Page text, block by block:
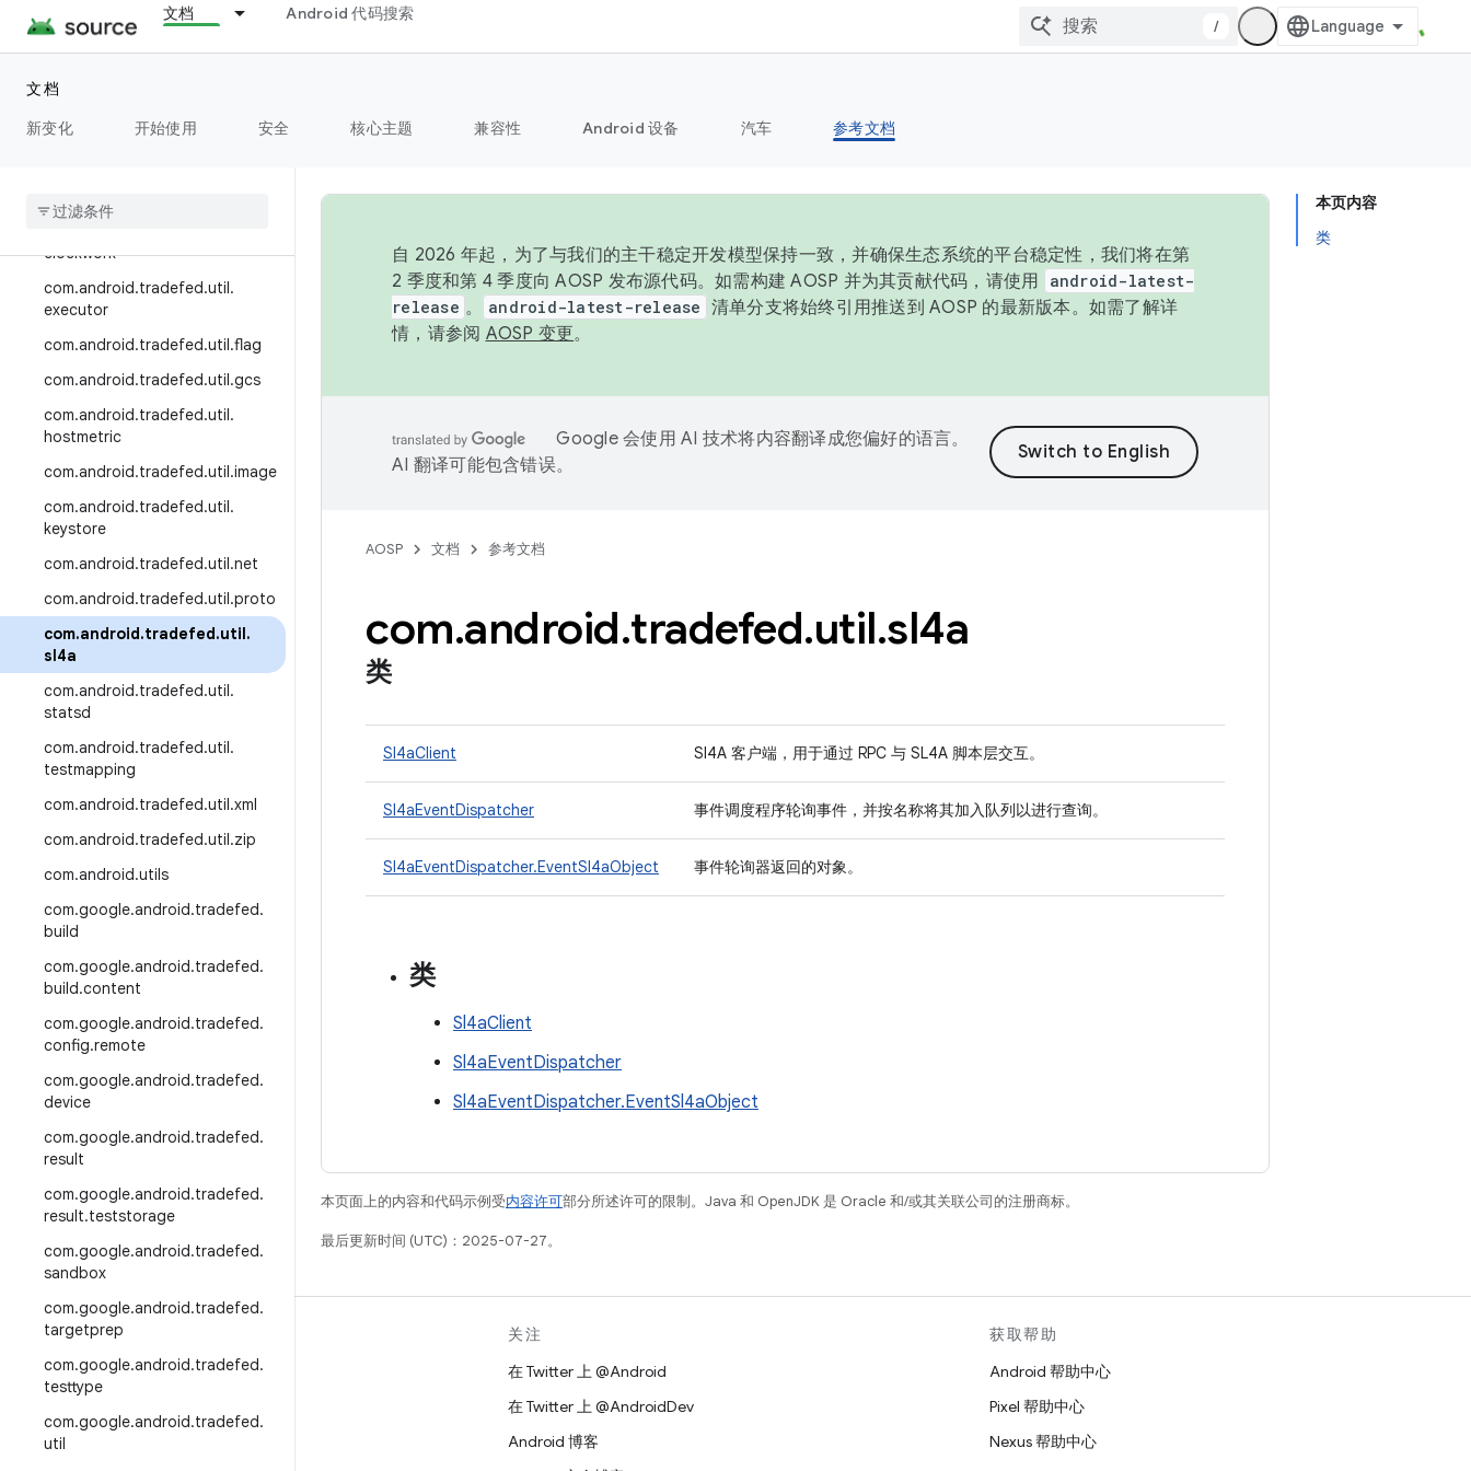
文档 Android 代码搜索
/
文档
新变化
开始使用 安全 核心主题 兼容性 Android 设备 汽车 参考文档
com.android.tradefed.testtype.s
com.android.tradefed.testtype.s
com
.tradefed testtype.
clockwork
com.android.tradefed.util.
executor
com.android.tradefed.util.flag
com.android.tradefed.util.gcs
com.android.tradefed.util.
hostmetric
com.android.tradefed.util.image
com.android.tradefed.util.
keystore
com.android.tradefed.util.net
com.android.tradefed.util.proto
com.android.tradefed.util.
sl4a
com.android.tradefed.util.
statsd
com.android.tradefed.util.
testmapping
com.android.tradefed.util.xml
com.android.tradefed.util.zip
com.android.utils
com.google.android.tradefed.
build
com.google.android.tradefed.
build.content
com.google.android.tradefed.
config.remote
com.google.android.tradefed.
device
com.google.android.tradefed.
result
com.google.android.tradefed.
result.teststorage
com.google.android.tradefed.
sandbox
com.google.android.tradefed.
targetprep
com.google.android.tradefed.
testtype
com.google.android.tradefed.
util
本页内容
类
自 2026 年起，为了与我们的主干稳定开发模型保持一致，并确保生态系统的平台稳定性，我们将在第
2 季度和第 4 季度向 AOSP 发布源代码。如需构建 AOSP 并为其贡献代码，请使用
android-latest-
release 。 android-latest-release 清单分支将始终引用推送到 AOSP 的最新版本。如需了解详
情，请参阅 AOSP 变更。
Google 会使用 AI 技术将内容翻译成您偏好的语言。
AI 翻译可能包含错误。
AOSP 文档 参考文档
com.android.tradefed.util.sl4a
类
Sl4aClient Sl4A 客户端，用于通过 RPC 与 SL4A 脚本层交互。
Sl4aEventDispatcher 事件调度程序轮询事件，并按名称将其加入队列以进行查询。
Sl4aEventDispatcher.EventSl4aObject 事件轮询器返回的对象。
类
Sl4aClient
Sl4aEventDispatcher
Sl4aEventDispatcher.EventSl4aObject
本页面上的内容和代码示例受内容许可部分所述许可的限制。Java 和 OpenJDK 是 Oracle 和/或其关联公司的注册商标。
最后更新时间 (UTC)：2025-07-27。
构建
Android 代码库
下载
关注
在 Twitter 上 @Android
在 Twitter 上 @AndroidDev
Android 博客
获取帮助
Android 帮助中心
Pixel 帮助中心
Nexus 帮助中心